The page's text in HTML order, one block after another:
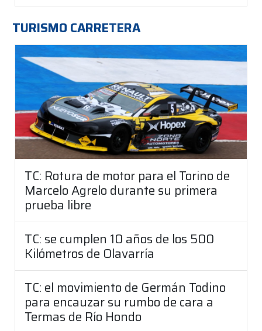
TURISMO CARRETERA
TC: Rotura de motor para el Torino de
Marcelo Agrelo durante su primera
prueba libre
TC: se cumplen 10 años de los 500
Kilómetros de Olavarría
TC: el movimiento de Germán Todino
para encauzar su rumbo de cara a
Termas de Río Hondo